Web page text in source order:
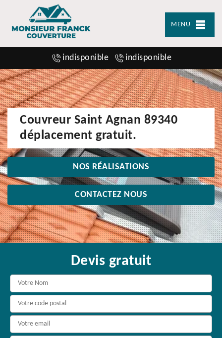
MENU
indisponible indisponible
Couvreur Saint Agnan 89340
déplacement gratuit.
NOS RÉALISATIONS
CONTACTEZ NOUS
Devis gratuit